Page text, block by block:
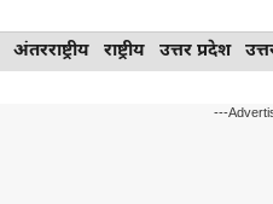
Skip
to
अंतरराष्ट्रीय राष्ट्रीय उत्तर प्रदेश
---